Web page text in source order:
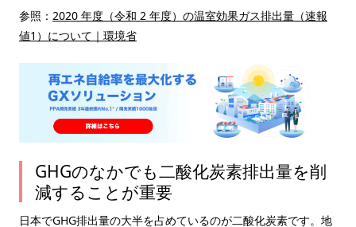
参照： 2020 年度（令和 2 年度）の温室効果ガス排出量（速報
値1）について｜環境省
GHGのなかでも二酸化炭素排出量を削
減することが重要
日本でGHG排出量の大半を占めているのが二酸化炭素です。地